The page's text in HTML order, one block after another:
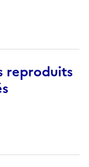
reproduits